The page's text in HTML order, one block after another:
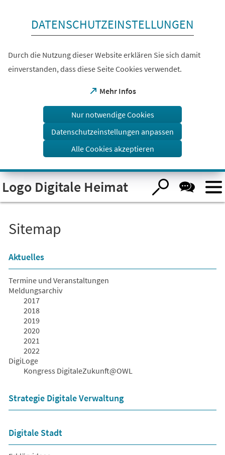
Visuelle
Assistenzsoftware
öffnen.
DATENSCHUTZEINSTELLUNGEN
Durch die Nutzung dieser Website erklären Sie sich damit
einverstanden, dass diese Seite Cookies verwendet.
Mehr Infos
(Öffnet
einem
Tab)
Nur notwendige Cookies
Datenschutzeinstellungen anpassen
Alle Cookies akzeptieren
Logo Digitale Heimat
Sitemap
Aktuelles
Termine und Veranstaltungen
Meldungsarchiv
2017
2018
2019
2020
2021
2022
DigiLoge
Kongress DigitaleZukunft@OWL
Strategie Digitale Verwaltung
Digitale Stadt